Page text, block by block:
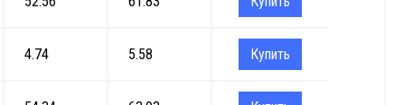
4.74 5.58 Купить